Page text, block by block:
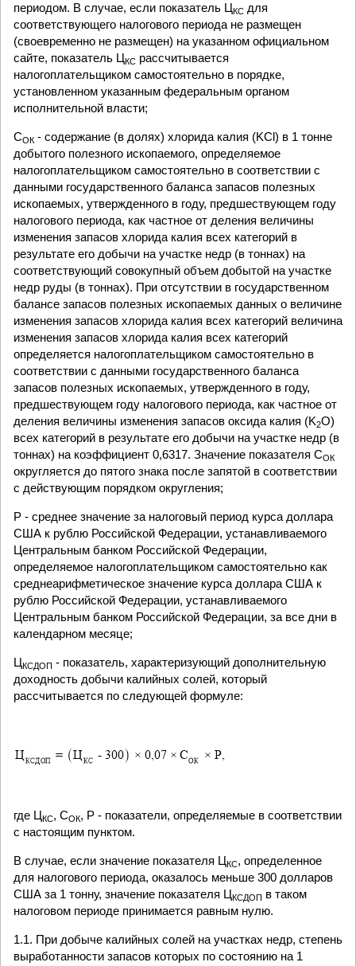
периодом. В случае, если показатель ЦКС для
соответствующего налогового периода не размещен
(своевременно не размещен) на указанном официальном
сайте, показатель ЦКС рассчитывается
налогоплательщиком самостоятельно в порядке,
установленном указанным федеральным органом
исполнительной власти;
СОК - содержание (в долях) хлорида калия (KCl) в 1 тонне
добытого полезного ископаемого, определяемое
налогоплательщиком самостоятельно в соответствии с
данными государственного баланса запасов полезных
ископаемых, утвержденного в году, предшествующем году
налогового периода, как частное от деления величины
изменения запасов хлорида калия всех категорий в
результате его добычи на участке недр (в тоннах) на
соответствующий совокупный объем добытой на участке
недр руды (в тоннах). При отсутствии в государственном
балансе запасов полезных ископаемых данных о величине
изменения запасов хлорида калия всех категорий величина
изменения запасов хлорида калия всех категорий
определяется налогоплательщиком самостоятельно в
соответствии с данными государственного баланса
запасов полезных ископаемых, утвержденного в году,
предшествующем году налогового периода, как частное от
деления величины изменения запасов оксида калия (K2O)
всех категорий в результате его добычи на участке недр (в
тоннах) на коэффициент 0,6317. Значение показателя СОК
округляется до пятого знака после запятой в соответствии
с действующим порядком округления;
Р - среднее значение за налоговый период курса доллара
США к рублю Российской Федерации, устанавливаемого
Центральным банком Российской Федерации,
определяемое налогоплательщиком самостоятельно как
среднеарифметическое значение курса доллара США к
рублю Российской Федерации, устанавливаемого
Центральным банком Российской Федерации, за все дни в
календарном месяце;
ЦКСДОП - показатель, характеризующий дополнительную
доходность добычи калийных солей, который
рассчитывается по следующей формуле:
где ЦКС, СОК, Р - показатели, определяемые в соответствии
с настоящим пунктом.
В случае, если значение показателя ЦКС, определенное
для налогового периода, оказалось меньше 300 долларов
США за 1 тонну, значение показателя ЦКСДОП в таком
налоговом периоде принимается равным нулю.
1.1. При добыче калийных солей на участках недр, степень
выработанности запасов которых по состоянию на 1